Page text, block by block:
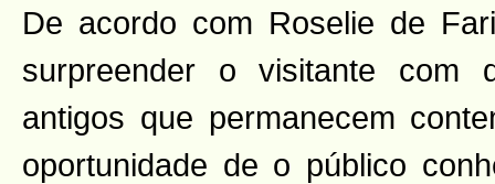
De acordo com Roselie de
surpreender o visitante com
antigos que permanecem
oportunidade de o público